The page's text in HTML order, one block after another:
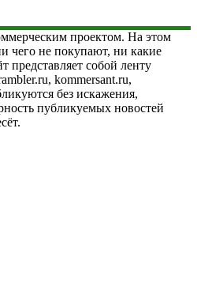
проектом. На этом
чего не покупают, ни какие
представляет собой ленту
kommersant.ru,
без искажения,
публикуемых новостей